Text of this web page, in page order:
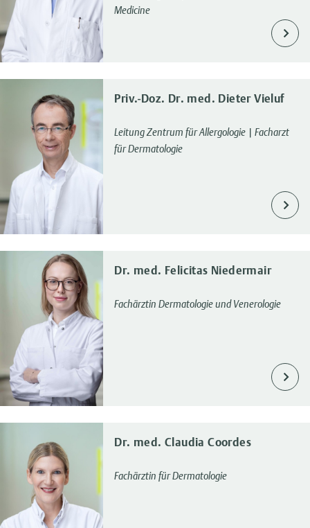
Medicine
Priv.-Doz. Dr. med. Dieter Vieluf
Leitung Zentrum für Allergologie | Facharzt
für Dermatologie
Dr. med. Felicitas Niedermair
Fachärztin Dermatologie und Venerologie
Dr. med. Claudia Coordes
Fachärztin für Dermatologie